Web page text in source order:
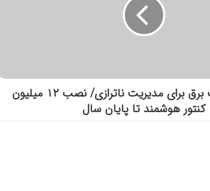
گام بلند صنعت برق برای مدیریت ناترازی/ نصب ۱۲ میلیون
کنتور هوشمند تا پایان سال